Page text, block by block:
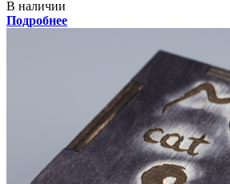
В наличии
Подробнее